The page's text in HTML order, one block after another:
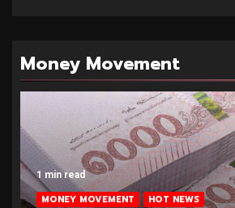
Money Movement
1 min read
MONEY MOVEMENT HOT NEWS